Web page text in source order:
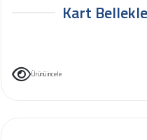
Kart
Ürünü incele